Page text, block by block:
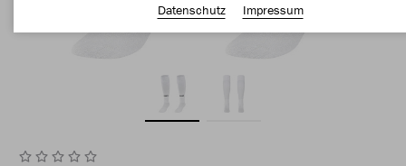
Datenschutz
Impressum